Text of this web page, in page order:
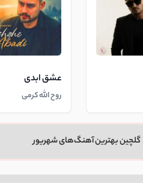
عشق ابدی
روح الله کرمی
گلچین بهترین آهنگ‌های شهریور